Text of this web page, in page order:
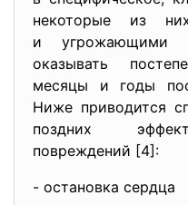
некоторые из
и угрожающими
оказывать
месяцы и годы
Ниже приводится
поздних
повреждений [4]:
- остановка сердца